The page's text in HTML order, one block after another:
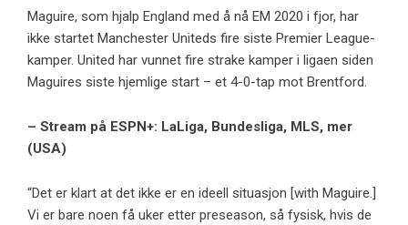
Maguire, som hjalp England med å nå EM 2020 i fjor, har
ikke startet Manchester Uniteds fire siste Premier League-
kamper. United har vunnet fire strake kamper i ligaen siden
Maguires siste hjemlige start – et 4-0-tap mot Brentford.
– Stream på ESPN+: LaLiga, Bundesliga, MLS, mer
(USA)
“Det er klart at det ikke er en ideell situasjon [with Maguire.]
Vi er bare noen få uker etter preseason, så fysisk, hvis de